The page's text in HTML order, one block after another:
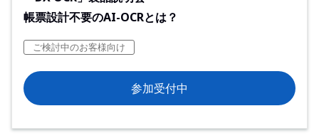
帳票設計不要のAI-OCRとは？
ご検討中のお客様向け
参加受付中